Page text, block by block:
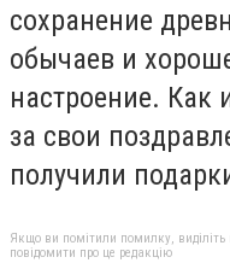
сохранение
обычаев и
настроение. Как
за свои
получили
Якщо ви помітили помилку, виділіть
повідомити про це редакцію